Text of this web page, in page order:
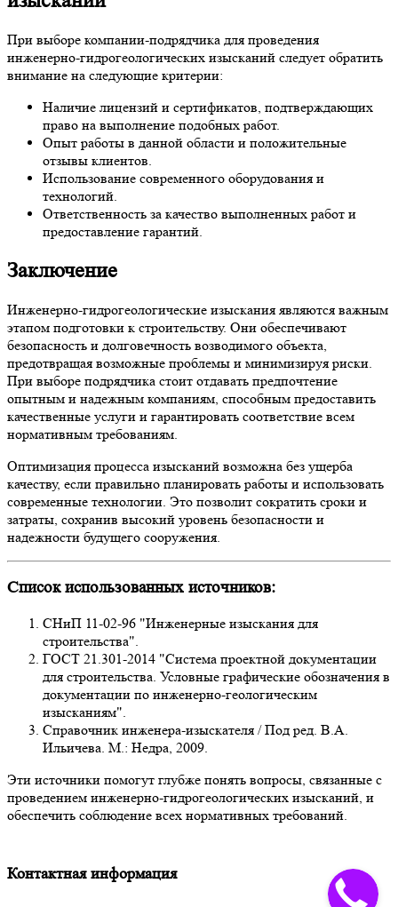
При выборе компании-подрядчика для проведения
инженерно-гидрогеологических изысканий следует обратить
внимание на следующие критерии:
Наличие лицензий и сертификатов, подтверждающих
право на выполнение подобных работ.
Опыт работы в данной области и положительные
отзывы клиентов.
Использование современного оборудования и
технологий.
Ответственность за качество выполненных работ и
предоставление гарантий.
Заключение
Инженерно-гидрогеологические изыскания являются важным
этапом подготовки к строительству. Они обеспечивают
безопасность и долговечность возводимого объекта,
предотвращая возможные проблемы и минимизируя риски.
При выборе подрядчика стоит отдавать предпочтение
опытным и надежным компаниям, способным предоставить
качественные услуги и гарантировать соответствие всем
нормативным требованиям.
Оптимизация процесса изысканий возможна без ущерба
качеству, если правильно планировать работы и использовать
современные технологии. Это позволит сократить сроки и
затраты, сохранив высокий уровень безопасности и
надежности будущего сооружения.
Список использованных источников:
СНиП 11-02-96 "Инженерные изыскания для
строительства".
ГОСТ 21.301-2014 "Система проектной документации
для строительства. Условные графические обозначения в
документации по инженерно-геологическим
изысканиям".
Справочник инженера-изыскателя / Под ред. В.А.
Ильичева. М.: Недра, 2009.
Эти источники помогут глубже понять вопросы, связанные с
проведением инженерно-гидрогеологических изысканий, и
обеспечить соблюдение всех нормативных требований.
Контактная информация